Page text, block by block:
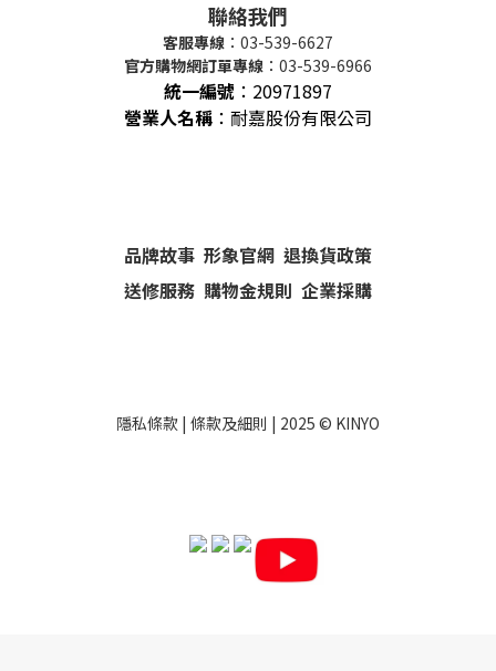
聯絡我們
客服專線 ：03-539-6627
官方購物網訂單專線 ：03-539-6966
統一編號 ： 20971897
營業人名稱 ：耐嘉股份有限公司
品牌故事 形象官網 退換貨政策
送修服務 購物金規則 企業採購
隱私條款 | 條款及細則 | 2025 © KINYO